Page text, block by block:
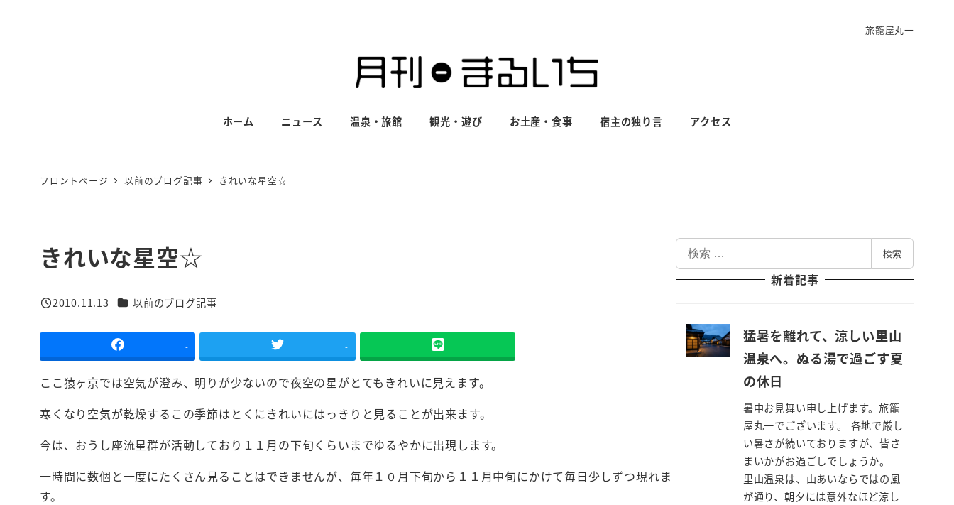
旅籠屋丸一
ホーム ニュース 温泉・旅館 観光・遊び お土産・食事 宿主の独り言 アクセス
フロントページ 以前のブログ記事 きれいな星空☆
きれいな星空☆
投稿日
2010.11.13 カテゴリー
以前のブログ記事
- -
ここ猿ヶ京では空気が澄み、明りが少ないので夜空の星がとてもきれいに見えます。
寒くなり空気が乾燥するこの季節はとくにきれいにはっきりと見ることが出来ます。
今は、おうし座流星群が活動しており１１月の下旬くらいまでゆるやかに出現します。
一時間に数個と一度にたくさん見ることはできませんが、毎年１０月下旬から１１月中旬にかけて毎日少しずつ現れま
す。
索
検索
新着記事
猛暑を離れて、涼しい里山
温泉へ。ぬる湯で過ごす夏
の休日
暑中お見舞い申し上げます。旅籠
屋丸一でございます。 各地で厳し
い暑さが続いておりますが、皆さ
まいかがお過ごしでしょうか。
里山温泉は、山あいならではの風
が通り、朝夕には意外なほど涼し